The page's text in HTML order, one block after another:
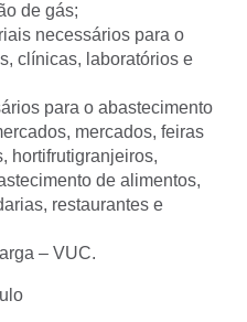
de gás;
necessários para o
clínicas, laboratórios e
para o abastecimento
mercados, feiras
hortifrutigranjeiros,
de alimentos,
restaurantes e
– VUC.